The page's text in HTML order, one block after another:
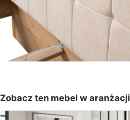
Zobacz ten mebel w aranżacji